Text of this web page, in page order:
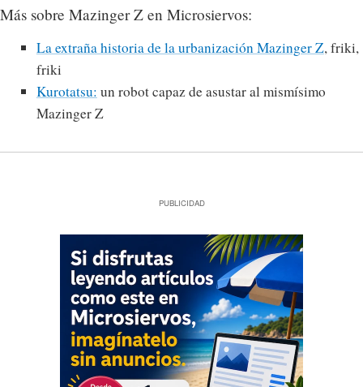
Más sobre Mazinger Z en Microsiervos:
La extraña historia de la urbanización Mazinger Z, friki,
friki
Kurotatsu: un robot capaz de asustar al mismísimo
Mazinger Z
PUBLICIDAD